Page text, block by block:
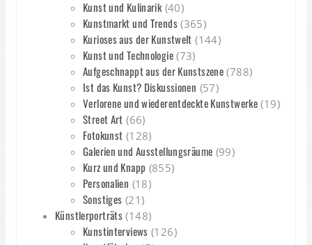
Kunst und Kulinarik(40)
Kunstmarkt und Trends(365)
Kurioses aus der Kunstwelt (144)
Kunst und Technologie(73)
Aufgeschnappt aus der Kunstszene (788)
Ist das Kunst? Diskussionen (57)
Verlorene und wiederentdeckte Kunstwerke (19)
Street Art (66)
Fotokunst (128)
Galerien und Ausstellungsräume (99)
Kurz und Knapp (855)
Personalien (18)
Sonstiges (21)
Künstlerporträts (148)
Kunstinterviews (126)